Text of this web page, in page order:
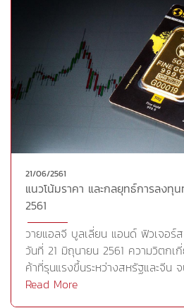
หากปราศจากการเพิ่มการกดดันจา
ทางการค้าระหว่างสหรัฐ และจีนไ
หนังสือพิมพ์โกลบอล ไทม์สของจีน
บริษัทสหรัฐที่จดทะเบียนในดัชนีเฉลี่
นอกจากนี้ จีนซื้อถั่วเหลืองราว 1 ใ
ที่จีนกำหนดภาษี 25% ต่อการนำเข้าถั่
ถั่วเหลืองเปรียบเสมือนเป็นสนามร
สหรัฐอาจจะสูญเสียตลาดจีนไปให้กั
แข่งนอกจากนี้คณะกรรมาธิการยุโ
สหรัฐในวันศุกร์นี้ เพื่อตอบโต้ที่สหรัฐ
อะลูมิเนียมจาก EU เมื่อต้นเดือนมิ
บรรดาผู้นำธนาคารกลางสหรัฐ (เฟด
(ECB), ธนาคารกลางญี่ปุ่น (BOJ) แ
ออสเตรเลีย แสดงความวิตกกังวล
ก่อตัวขึ้นจะบั่นทอนความเชื่อมั่นของ
ทางการต้องปรับลดแนวโน้มการขยา
21/06/2561
แนวโน้มราคา และกลยุทธ์การลงทุ
2561
วายแอลจี บูลเลี่ยน แอนด์ ฟิวเจอร์
วันที่ 21 มิถุนายน 2561 ความวิตกเ
ค้าที่รุนแรงขึ้นระหว่างสหรัฐและจีน
ต่างๆได้หยุดหรือชะลอการซื้อพันธบัต
Read More